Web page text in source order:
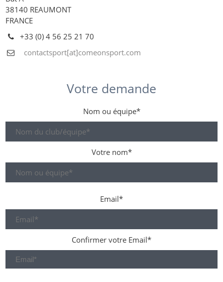
38140 REAUMONT
FRANCE
+33 (0) 4 56 25 21 70
contactsport[at]comeonsport.com
Votre demande
Nom ou équipe*
Votre nom*
Email*
Confirmer votre Email*